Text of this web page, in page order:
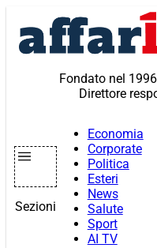
contenuto
Fondato nel
Direttore
Sezioni
Economia
Corporate
Politica
Esteri
News
Salute
Sport
AI TV